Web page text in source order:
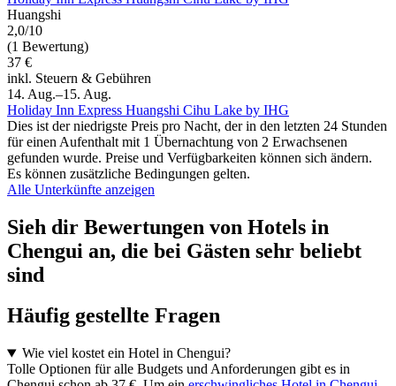
Huangshi
2,0/10
(1 Bewertung)
37 €
inkl. Steuern & Gebühren
14. Aug.–15. Aug.
Holiday Inn Express Huangshi Cihu Lake by IHG
Dies ist der niedrigste Preis pro Nacht, der in den letzten 24 Stunden
für einen Aufenthalt mit 1 Übernachtung von 2 Erwachsenen
gefunden wurde. Preise und Verfügbarkeiten können sich ändern.
Es können zusätzliche Bedingungen gelten.
Alle Unterkünfte anzeigen
Sieh dir Bewertungen von Hotels in
Chengui an, die bei Gästen sehr beliebt
sind
Häufig gestellte Fragen
Wie viel kostet ein Hotel in Chengui?
Tolle Optionen für alle Budgets und Anforderungen gibt es in